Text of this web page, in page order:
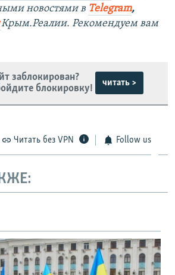
новостями в Telegram,
Крым.Реалии. Рекомендуем вам
заблокирован?
блокировку!
читать >
Читать без VPN Follow us